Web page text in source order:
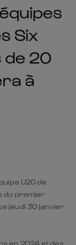
Six
de 20
à
U20 de
du premier
jeudi 30 janvier